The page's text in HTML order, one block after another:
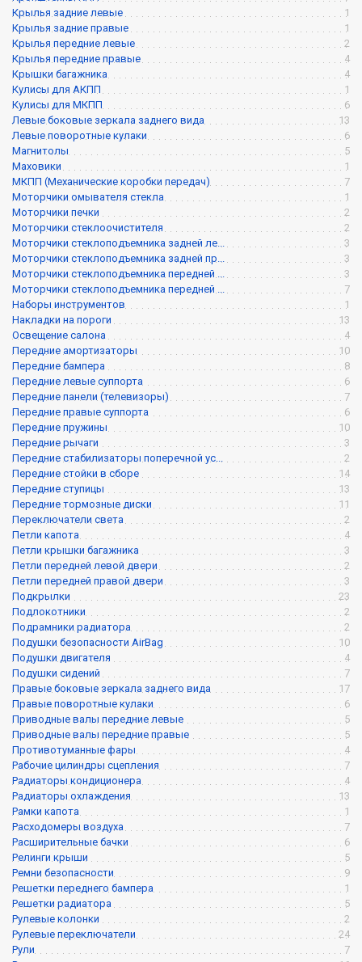
Крылья задние левые
1
Крылья задние правые
1
Крылья передние левые
2
Крылья передние правые
4
Крышки багажника
4
Кулисы для АКПП
1
Кулисы для МКПП
6
Левые боковые зеркала заднего вида
13
Левые поворотные кулаки
6
Магнитолы
5
Маховики
1
МКПП (Механические коробки передач)
7
Моторчики омывателя стекла
1
Моторчики печки
2
Моторчики стеклоочистителя
2
Моторчики стеклоподъемника задней ле...
3
Моторчики стеклоподъемника задней пр...
3
Моторчики стеклоподъемника передней ...
3
Моторчики стеклоподъемника передней ...
7
Наборы инструментов
1
Накладки на пороги
13
Освещение салона
4
Передние амортизаторы
10
Передние бампера
8
Передние левые суппорта
6
Передние панели (телевизоры)
7
Передние правые суппорта
6
Передние пружины
10
Передние рычаги
3
Передние стабилизаторы поперечной ус...
2
Передние стойки в сборе
14
Передние ступицы
13
Передние тормозные диски
11
Переключатели света
2
Петли капота
4
Петли крышки багажника
3
Петли передней левой двери
2
Петли передней правой двери
3
Подкрылки
23
Подлокотники
2
Подрамники радиатора
2
Подушки безопасности AirBag
10
Подушки двигателя
4
Подушки сидений
7
Правые боковые зеркала заднего вида
17
Правые поворотные кулаки
6
Приводные валы передние левые
5
Приводные валы передние правые
5
Противотуманные фары
4
Рабочие цилиндры сцепления
7
Радиаторы кондиционера
4
Радиаторы охлаждения
13
Рамки капота
1
Расходомеры воздуха
7
Расширительные бачки
6
Релинги крыши
5
Ремни безопасности
9
Решетки переднего бампера
1
Решетки радиатора
5
Рулевые колонки
2
Рулевые переключатели
24
Рули
7